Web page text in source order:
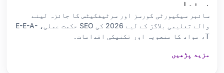
رہنما
سائبر سیکیورٹی کورسز اور سرٹیفکیٹس کا جائزہ لینے
والے تعلیمی بلاگز کے لیے 2026 کی SEO حکمت عملی، E-E-A-
T، مواد کا منصوبہ اور تکنیکی اقدامات۔
مزید پڑھیں